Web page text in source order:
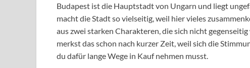
Budapest ist die Hauptstadt von Ungarn und liegt
macht die Stadt so vielseitig, weil hier vieles
aus zwei starken Charakteren, die sich nicht
merkst das schon nach kurzer Zeit, weil sich die
du dafür lange Wege in Kauf nehmen musst.